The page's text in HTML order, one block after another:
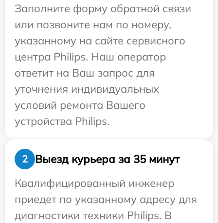
Заполните форму обратной связи
или позвоните нам по номеру,
указанному на сайте сервисного
центра Philips. Наш оператор
ответит на Ваш запрос для
уточнения индивидуальных
условий ремонта Вашего
устройства Philips.
2
Выезд курьера за 35 минут
Квалифицированный инженер
приедет по указанному адресу для
диагностики техники Philips. В